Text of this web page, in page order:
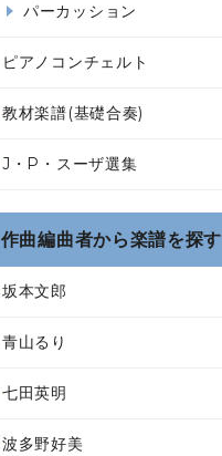
パーカッション
ピアノコンチェルト
教材楽譜(基礎合奏)
J・P・スーザ選集
作曲編曲者から楽譜を探す
坂本文郎
青山るり
七田英明
波多野好美